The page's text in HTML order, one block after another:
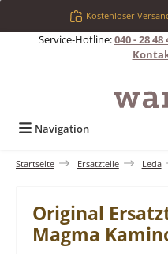
Zum Hauptinhalt springen
Kostenloser
Service-Hotline:040 - 28 48
Navigation
Startseite Ersatzteile Leda
Original
Magma